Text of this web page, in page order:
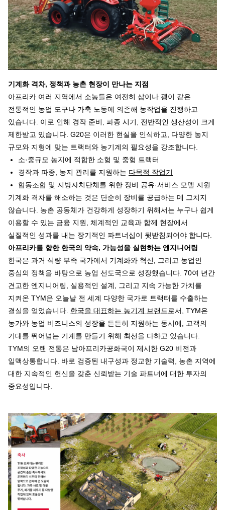
기계화 격차, 정책과 농촌 현장이 만나는 지점
아프리카 여러 지역에서 소농들은 여전히 삽이나 괭이 같은
전통적인 농업 도구나 가축 노동에 의존해 농작업을 진행하고
있습니다. 이로 인해 경작 준비, 파종 시기, 전반적인 생산성이 크게
제한받고 있습니다. G20은 이러한 현실을 인식하고, 다양한 농지
규모와 지형에 맞는 트랙터와 농기계의 필요성을 강조합니다.
소·중규모 농지에 적합한 소형 및 중형 트랙터
경작과 파종, 농지 관리를 지원하는 다목적 작업기
협동조합 및 지방자치단체를 위한 장비 공유·서비스 모델 지원
기계화 격차를 해소하는 것은 단순히 장비를 공급하는 데 그치지
않습니다. 농촌 공동체가 건강하게 성장하기 위해서는 누구나 쉽게
이용할 수 있는 금융 지원, 체계적인 교육과 함께 현장에서
실질적인 성과를 내는 장기적인 파트너십이 뒷받침되어야 합니다.
아프리카를 향한 한국의 약속, 가능성을 실현하는 엔지니어링
한국은 과거 식량 부족 국가에서 기계화와 혁신, 그리고 농업인
중심의 정책을 바탕으로 농업 선도국으로 성장했습니다. 70여 년간
견고한 엔지니어링, 실용적인 설계, 그리고 지속 가능한 가치를
지켜온 TYM은 오늘날 전 세계 다양한 국가로 트랙터를 수출하는
결실을 얻었습니다. 한국을 대표하는 농기계 브랜드 로서, TYM은
농가와 농업 비즈니스의 성장을 든든히 지원하는 동시에, 고객의
기대를 뛰어넘는 기계를 만들기 위해 최선을 다하고 있습니다.
TYM의 오랜 전통은 남아프리카공화국이 제시한 G20 비전과
일맥상통합니다. 바로 검증된 내구성과 정교한 기술력, 농촌 지역에
대한 지속적인 헌신을 갖춘 신뢰받는 기술 파트너에 대한 투자의
중요성입니다.